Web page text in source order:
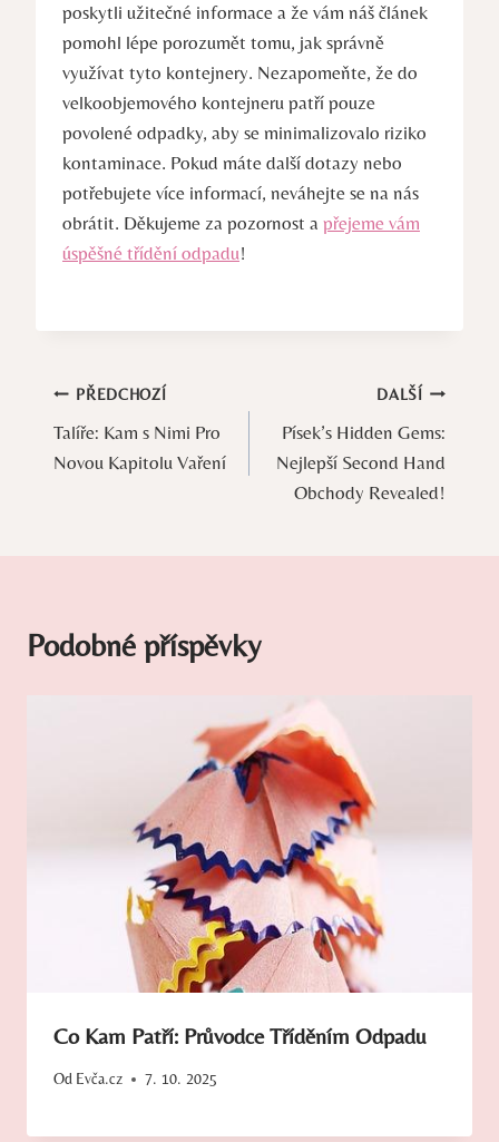
poskytli užitečné informace a že vám náš článek
pomohl lépe porozumět tomu, jak správně
využívat tyto kontejnery. Nezapomeňte, že do
velkoobjemového kontejneru patří pouze
povolené odpadky, aby se minimalizovalo riziko
kontaminace. Pokud máte další dotazy nebo
potřebujete více informací, neváhejte se na nás
obrátit. Děkujeme za pozornost a přejeme vám
úspěšné třídění odpadu!
Navigace
pro
PŘEDCHOZÍ
Talíře: Kam s Nimi Pro
Novou Kapitolu Vaření
DALŠÍ
Písek’s Hidden Gems:
Nejlepší Second Hand
Obchody Revealed!
Podobné příspěvky
Co Kam Patří: Průvodce Tříděním Odpadu
Od Evča.cz 7. 10. 2025